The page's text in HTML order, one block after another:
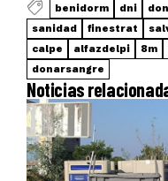
benidorm dni
sanidad
finestrat
calpe
alfazdelpi 8m
donarsangre
Noticias